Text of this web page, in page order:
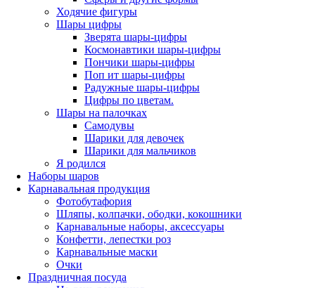
Ходячие фигуры
Шары цифры
Зверята шары-цифры
Космонавтики шары-цифры
Пончики шары-цифры
Поп ит шары-цифры
Радужные шары-цифры
Цифры по цветам.
Шары на палочках
Самодувы
Шарики для девочек
Шарики для мальчиков
Я родился
Наборы шаров
Карнавальная продукция
Фотобутафория
Шляпы, колпачки, ободки, кокошники
Карнавальные наборы, аксессуары
Конфетти, лепестки роз
Карнавальные маски
Очки
Праздничная посуда